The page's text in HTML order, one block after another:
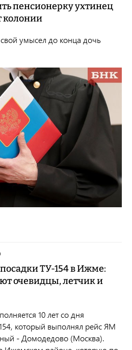
пенсионерку ухтинец
колонии
умысел до конца дочь
ТУ-154 в Ижме:
очевидцы, летчик и
10 лет со дня
который выполнял рейс ЯМ
- Домодедово (Москва).